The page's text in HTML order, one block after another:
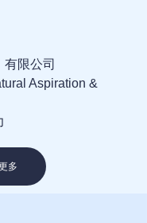
多
限公司
Aspiration &